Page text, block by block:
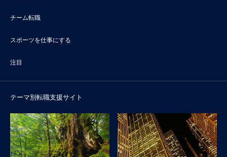
チーム転職
スポーツを仕事にする
注目
テーマ別転職支援サイト